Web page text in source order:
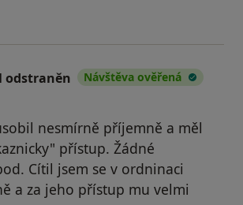
odstraněn Návštěva ověřená
nesmírně příjemně a měl
přístup. Žádné
Cítil jsem se v ordninaci
a za jeho přístup mu velmi